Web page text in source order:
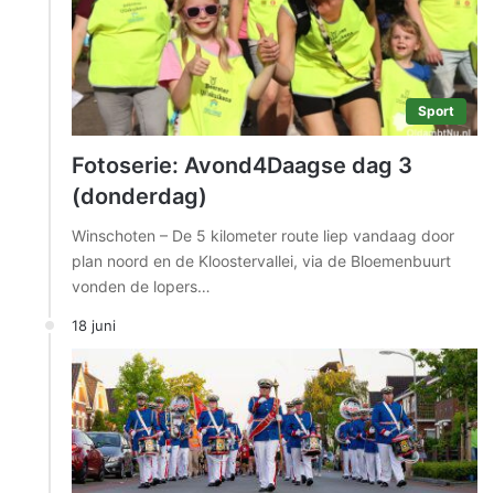
Sport
Fotoserie: Avond4Daagse dag 3
(donderdag)
Winschoten – De 5 kilometer route liep vandaag door
plan noord en de Kloostervallei, via de Bloemenbuurt
vonden de lopers…
18 juni